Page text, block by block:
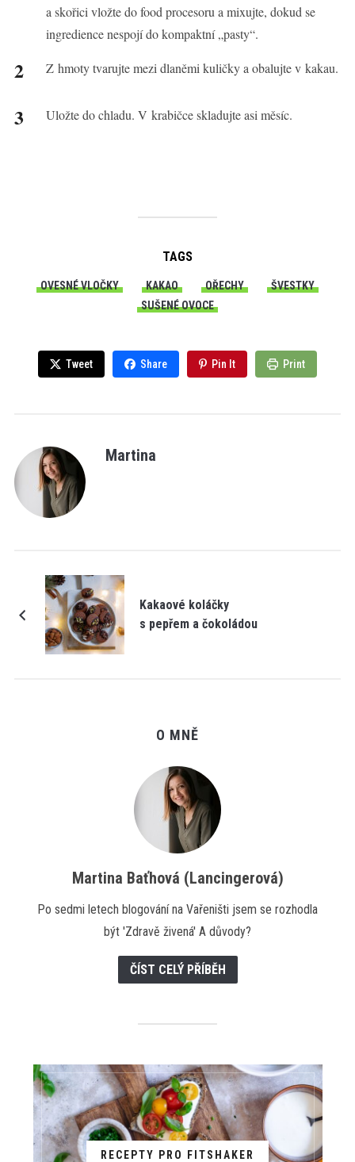
a skořici vložte do food procesoru a mixujte, dokud se
ingredience nespojí do kompaktní „pasty“.
Z hmoty tvarujte mezi dlaněmi kuličky a obalujte v kakau.
Uložte do chladu. V krabičce skladujte asi měsíc.
TAGS
OVESNÉ VLOČKY KAKAO OŘECHY
ŠVESTKY
SUŠENÉ OVOCE
Tweet Share Pin It Print
Martina
Kakaové koláčky
s pepřem a čokoládou
O MNĚ
Martina Baťhová (Lancingerová)
Po sedmi letech blogování na Vařeništi jsem se rozhodla
být 'Zdravě živená' A důvody?
ČÍST CELÝ PŘÍBĚH
RECEPTY PRO FITSHAKER